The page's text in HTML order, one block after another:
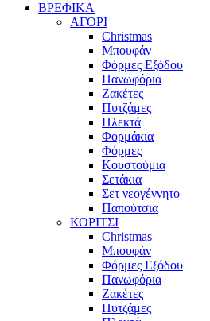
ΒΡΕΦΙΚΑ
ΑΓΟΡΙ
Christmas
Μπουφάν
Φόρμες Εξόδου
Πανωφόρια
Ζακέτες
Πυτζάμες
Πλεκτά
Φορμάκια
Φόρμες
Κουστούμια
Σετάκια
Σετ νεογέννητο
Παπούτσια
ΚΟΡΙΤΣΙ
Christmas
Μπουφάν
Φόρμες Εξόδου
Πανωφόρια
Ζακέτες
Πυτζάμες